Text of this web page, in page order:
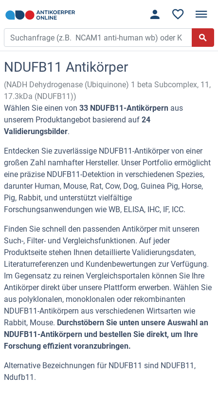
NDUFB11 Antikörper
(NADH Dehydrogenase (Ubiquinone) 1 beta Subcomplex, 11,
17.3kDa (NDUFB11))
Wählen Sie einen von 33 NDUFB11-Antikörpern aus
unserem Produktangebot basierend auf 24
Validierungsbilder.
Entdecken Sie zuverlässige NDUFB11-Antikörper von einer
großen Zahl namhafter Hersteller. Unser Portfolio ermöglicht
eine präzise NDUFB11-Detektion in verschiedenen Spezies,
darunter Human, Mouse, Rat, Cow, Dog, Guinea Pig, Horse,
Pig, Rabbit, und unterstützt vielfältige
Forschungsanwendungen wie WB, ELISA, IHC, IF, ICC.
Finden Sie schnell den passenden Antikörper mit unseren
Such-, Filter- und Vergleichsfunktionen. Auf jeder
Produktseite stehen Ihnen detaillierte Validierungsdaten,
Literaturreferenzen und Kundenbewertungen zur Verfügung.
Im Gegensatz zu reinen Vergleichsportalen können Sie Ihre
Antikörper direkt über unsere Plattform erwerben. Wählen Sie
aus polyklonalen, monoklonalen oder rekombinanten
NDUFB11-Antikörpern aus verschiedenen Wirtsarten wie
Rabbit, Mouse. Durchstöbern Sie unten unsere Auswahl an
NDUFB11-Antikörpern und bestellen Sie direkt, um Ihre
Forschung effizient voranzubringen.
Alternative Bezeichnungen für NDUFB11 sind NDUFB11,
Ndufb11.